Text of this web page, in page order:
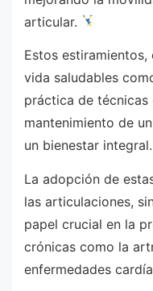
articular.
Estos
vida saludables
práctica de técnicas
mantenimiento de
un bienestar integral.
La adopción de
las articulaciones,
papel crucial en la
crónicas como la
enfermedades